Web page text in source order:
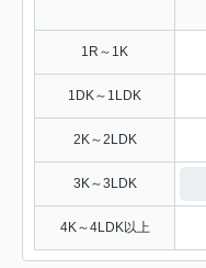
1R～1K
1DK～1LDK
2K～2LDK
3K～3LDK
4K～4LDK以上